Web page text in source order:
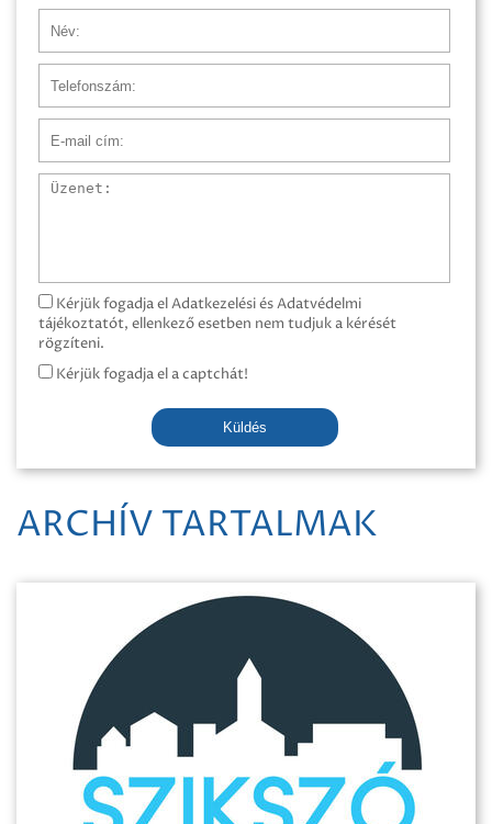
Üzenet
Kérjük fogadja el Adatkezelési és Adatvédelmi
tájékoztatót, ellenkező esetben nem tudjuk a kérését
rögzíteni.
Kérjük fogadja el a captchát!
Küldés
ARCHÍV TARTALMAK